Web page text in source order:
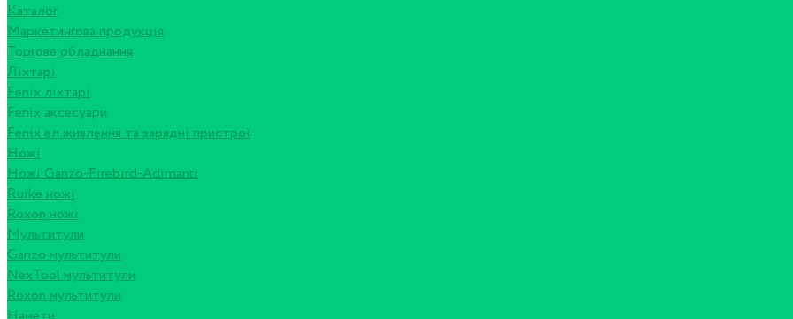
Каталог
Маркетингова продукція
Торгове обладнання
Ліхтарі
Fenix ліхтарі
Fenix аксесуари
Fenix ел живлення та зарядні пристрої
Ножі
Ножі Ganzo-Firebird-Adimanti
Ruike ножі
Roxon ножi
Мультитули
Ganzo мультитули
NexTool мультитули
Roxon мультитули